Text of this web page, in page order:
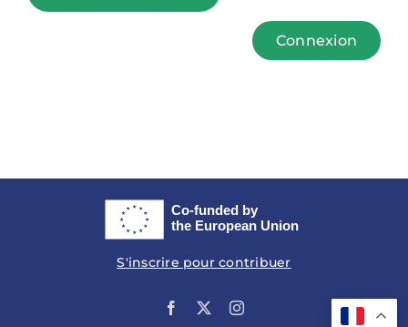
Connexion
S'inscrire pour contribuer
Facebook Instagram